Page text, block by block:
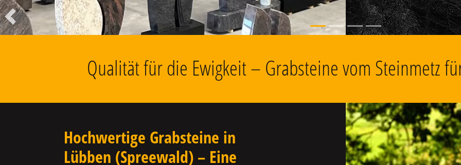
Vorheriger
Qualität für die Ewigkeit – Grabsteine vom Steinmetz
Hochwertige Grabsteine in
Lübben (Spreewald) – Eine